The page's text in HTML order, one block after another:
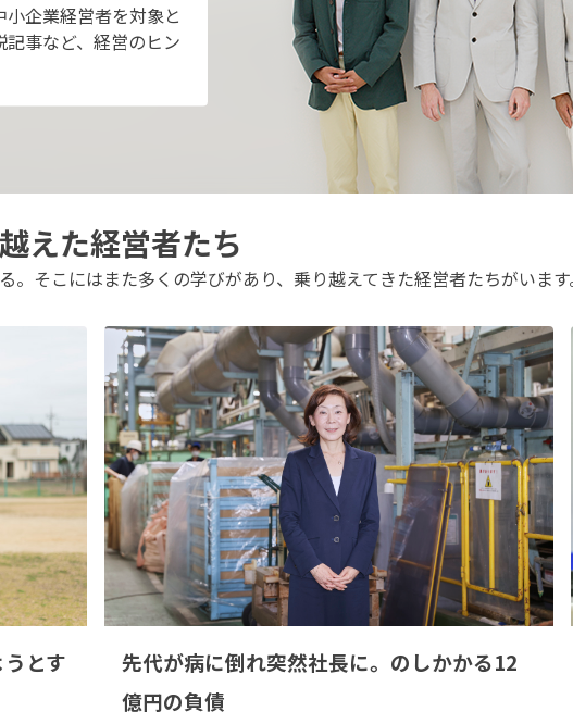
企業経営者を対象と
事など、経営のヒン
えた経営者たち
そこにはまた多くの学びがあり、乗り越えてきた経営者たちがいま
とす
先代が病に倒れ突然社長に。のしかかる12
億円の負債